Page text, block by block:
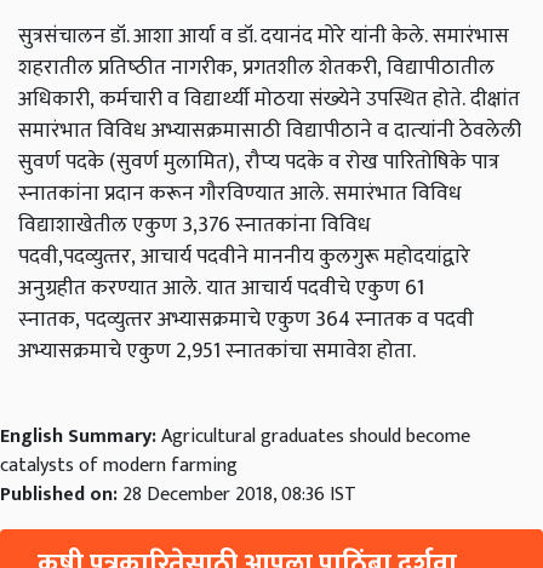
सुत्रसंचालन डॉ. आशा आर्या व डॉ. दयानंद मोरे यांनी केले.समारंभास
शहरातील प्रतिष्‍ठीत नागरीक,प्रगतशील शेतकरी,विद्यापीठातील
अधिकारी,कर्मचारी व विद्यार्थ्‍यी मोठया संख्‍येने उपस्थित होते. दीक्षांत
समारंभात विविध अभ्‍यासक्रमासाठी विद्यापीठाने व दात्‍यांनी ठेवलेली
सुवर्ण पदके(सुवर्ण मुलामित),रौप्‍य पदके व रोख पारितोषिके पात्र
स्‍नातकांना प्रदान करून गौरविण्‍यात आले.समारंभात विविध
विद्याशाखेतील एकुण 3,376 स्‍नातकांना विविध
पदवी,पदव्‍युत्‍तर,आचार्य पदवीने माननीय कुलगुरू महोदयांद्वारे
अनुग्रहीत करण्‍यात आले.यात आचार्य पदवीचे एकुण 61
स्‍नातक,पदव्‍युत्‍तर अभ्‍यासक्रमाचे एकुण 364 स्‍नातक व पदवी
अभ्‍यासक्रमाचे एकुण 2,951 स्‍नातकांचा समावेश होता.
English Summary:Agricultural graduates should become
catalysts of modern farming
Published on:28 December 2018, 08:36 IST